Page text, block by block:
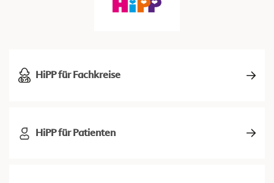
HiPP für Fachkreise
HiPP für Patienten